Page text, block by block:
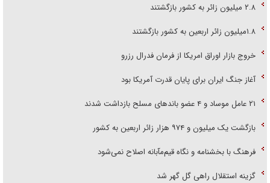
۲.۸ میلیون زائر به کشور بازگشتند
۱.۸میلیون زائر اربعین به کشور بازگشتند
خروج بازار اوراق امریکا از فرمان فدرال رزرو
آغاز جنگ ایران برای پایان قدرت آمریکا بود
۲۱ عامل موساد و ۴ عضو باند‌های مسلح بازداشت شدند
بازگشت یک میلیون و ۹۷۴ هزار زائر اربعین به کشور
فرهنگ با بخشنامه و نگاه قیم‌مآبانه اصلاح نمی‌شود
گزینه استقلال راهی گل گهر شد